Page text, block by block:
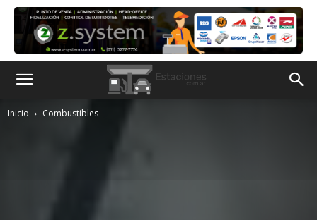
Inicio Combustibles